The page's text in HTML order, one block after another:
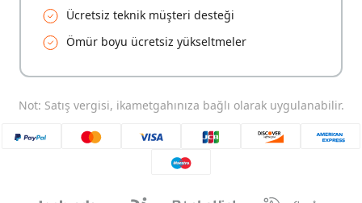
Ücretsiz teknik müşteri desteği
Ömür boyu ücretsiz yükseltmeler
Not: Satış vergisi, ikametgahınıza bağlı olarak uygulanabilir.